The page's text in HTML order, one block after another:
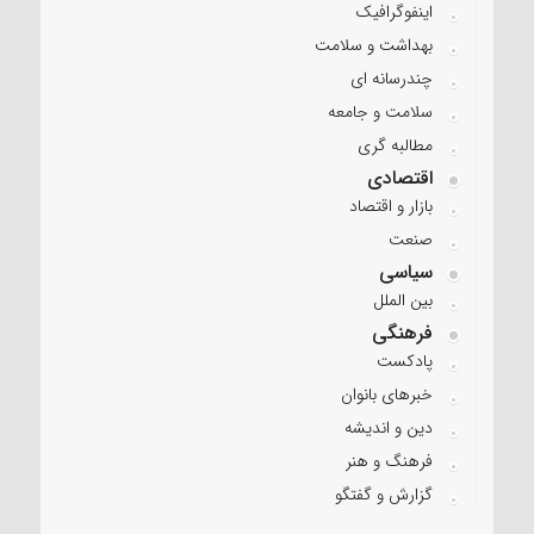
اینفوگرافیک
بهداشت و سلامت
چندرسانه ای
سلامت و جامعه
مطالبه گری
اقتصادی
بازار و اقتصاد
صنعت
سیاسی
بین الملل
فرهنگی
پادکست
خبرهای بانوان
دین و اندیشه
فرهنگ و هنر
گزارش و گفتگو